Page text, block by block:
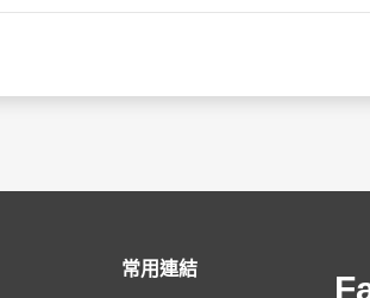
常用連結